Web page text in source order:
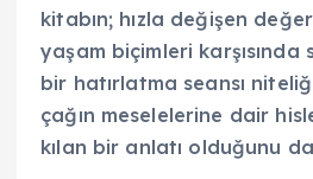
kitabın; hızla değişen
yaşam biçimleri karşısında
bir hatırlatma seansı niteliği
çağın meselelerine dair
kılan bir anlatı olduğunu